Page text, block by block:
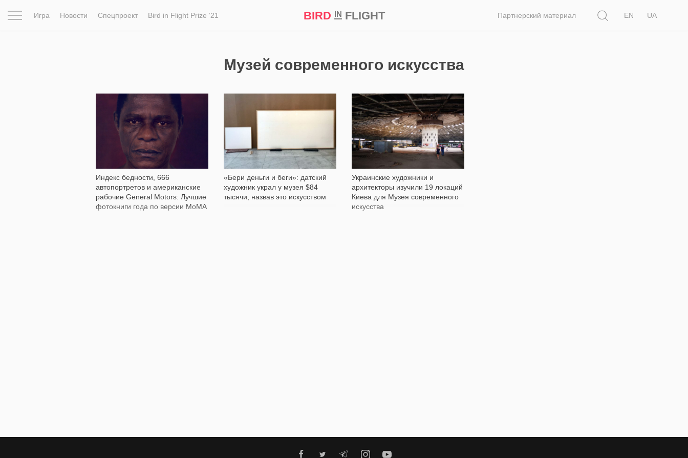
Игра Новости Спецпроект Bird in Flight Prize ‘21 BIRD INFLIGHT Партнерский материал
EN
UA
Музей современного искусства
Индекс бедности, 666
автопортретов и американские
рабочие General Motors: Лучшие
фотокниги года по версии MoMA
852
«Бери деньги и беги»: датский
художник украл у музея $84
тысячи, назвав это искусством
Украинские художники и
архитекторы изучили 19 локаций
Киева для Музея современного
искусства
1 223